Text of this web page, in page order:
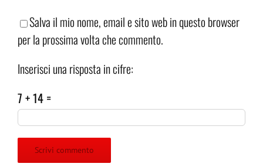
Salva il mio nome, email e sito web in questo browser
per la prossima volta che commento.
Inserisci una risposta in cifre:
7 + 14 =